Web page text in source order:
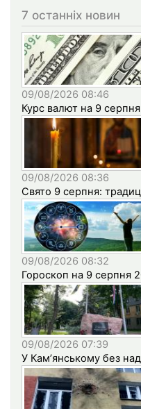
7 останніх новин
09/08/2026 08:46
Курс валют на 9
09/08/2026 08:36
Свято 9 серпня:
09/08/2026 08:32
Гороскоп на 9 серпня
09/08/2026 07:39
У Кам’янському без